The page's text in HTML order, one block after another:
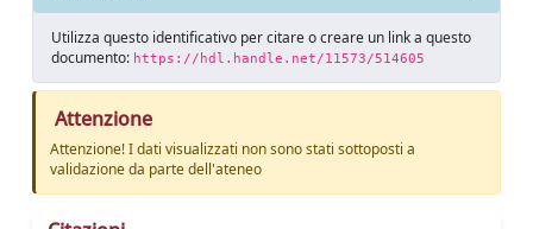
Utilizza questo identificativo per citare o creare un link a questo
documento: https://hdl.handle.net/11573/514605
Attenzione
Attenzione! I dati visualizzati non sono stati sottoposti a
validazione da parte dell'ateneo